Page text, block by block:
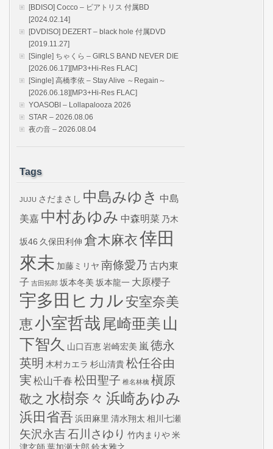
[BDISO] Cocco – ビアトリス 付属BD
[2024.02.14]
[DVDISO] DEZERT – black hole 付属DVD
[2019.11.27]
[Single] ちゃくら – GIRLS BAND NEVER DIE
[2026.06.17][MP3+Hi-Res FLAC]
[Single] 高橋李依 – Stay Alive ～Regain～
[2026.06.18][MP3+Hi-Res FLAC]
YOASOBI – Lollapalooza 2026
STAR – 2026.08.06
夜の音 – 2026.08.04
Tags
JUJU さだまさし 中島みゆき 中島
美嘉 中村あゆみ 中森明菜 乃木
坂46 久保田利伸 倉木麻衣倖田
來未 加藤ミリヤ 南條愛乃 古内東
子 吉田拓郎 坂本冬美 坂本龍一 大原櫻子
宇多田ヒカル安室奈美
恵小室哲哉 尾崎亜美 山
下智久 山口百恵岩崎宏美 嵐 徳永
英明 木村カエラ 杉山清貴松任谷由
実 松山千春 松田聖子 椎名林檎 槇原
敬之 水樹奈々 浜崎あゆみ
浜田省吾 浜田麻里 清水翔太 相川七瀬
矢沢永吉石川さゆり 竹内まりや米